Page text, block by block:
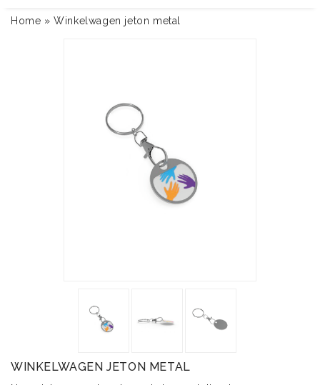
Home »Winkelwagen jeton metal
WINKELWAGEN JETON METAL